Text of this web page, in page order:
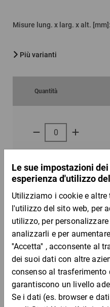
Misure lung. x larg. x alt. [mm]
Più varianti
Quantità
DESCRIZIONE DEL
Il pratico contenitore può
semplice rotazione. Quando è
fino alla posizione di arresto,
definitivamente e può venire